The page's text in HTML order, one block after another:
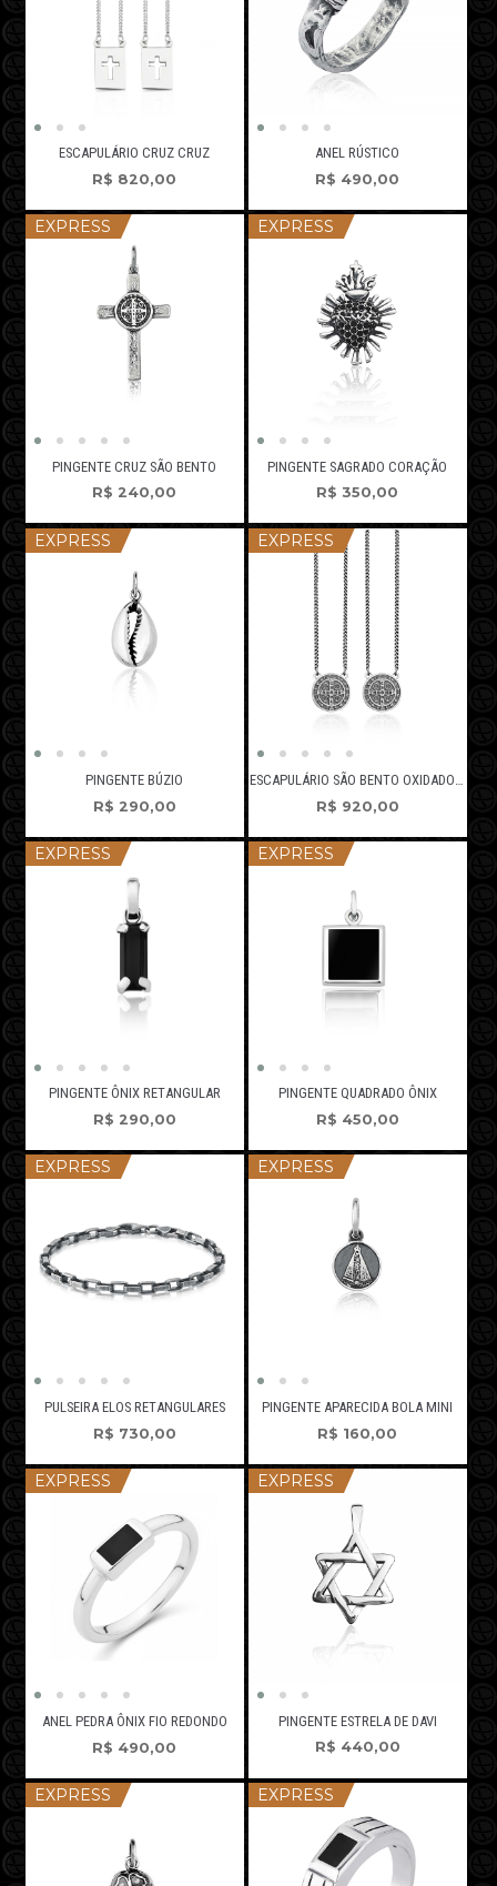
ESCAPULÁRIO CRUZ CRUZ
R$ 820,00
ANEL RÚSTICO
R$ 490,00
EXPRESS
PINGENTE CRUZ SÃO BENTO
R$ 240,00
EXPRESS
PINGENTE SAGRADO CORAÇÃO
R$ 350,00
EXPRESS
PINGENTE BÚZIO
R$ 290,00
EXPRESS
ESCAPULÁRIO SÃO BENTO OXIDADO FOSCO
R$ 920,00
EXPRESS
PINGENTE ÔNIX RETANGULAR
R$ 290,00
EXPRESS
PINGENTE QUADRADO ÔNIX
R$ 450,00
EXPRESS
PULSEIRA ELOS RETANGULARES
R$ 730,00
EXPRESS
PINGENTE APARECIDA BOLA MINI
R$ 160,00
EXPRESS
ANEL PEDRA ÔNIX FIO REDONDO
R$ 490,00
EXPRESS
PINGENTE ESTRELA DE DAVI
R$ 440,00
EXPRESS EXPRESS